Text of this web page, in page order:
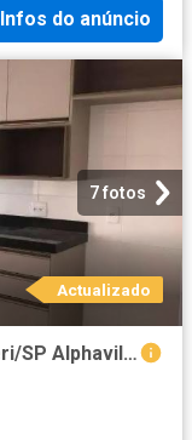
Infos do anúncio
7 fotos
Actualizado
Apartamento para Venda em Barueri/SP Alphaville 1 Quartos